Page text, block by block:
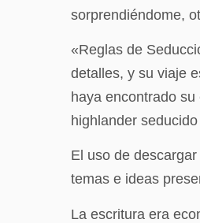
sorprendiéndome,
«Reglas de
detalles, y su viaje
haya encontrado
highlander
El uso de
temas e ideas
La escritura era